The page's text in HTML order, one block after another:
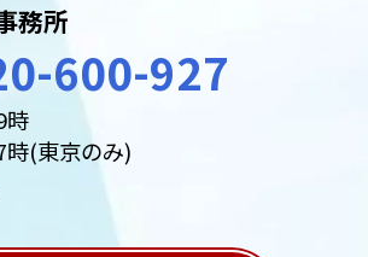
務所
600-927
時
時(東京のみ)